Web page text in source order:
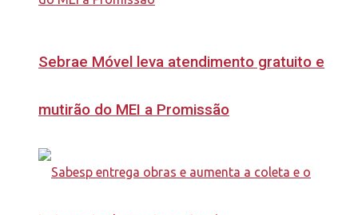
Sebrae Móvel leva atendimento gratuito e
mutirão do MEI a Promissão